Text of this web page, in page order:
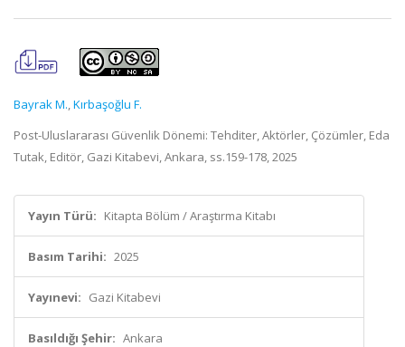
Bayrak M.,Kırbaşoğlu F.
Post-Uluslararası Güvenlik Dönemi: Tehditer, Aktörler, Çözümler, Eda
Tutak, Editör, Gazi Kitabevi, Ankara, ss.159-178, 2025
Yayın Türü: Kitapta Bölüm / Araştırma Kitabı
Basım Tarihi: 2025
Yayınevi: Gazi Kitabevi
Basıldığı Şehir: Ankara